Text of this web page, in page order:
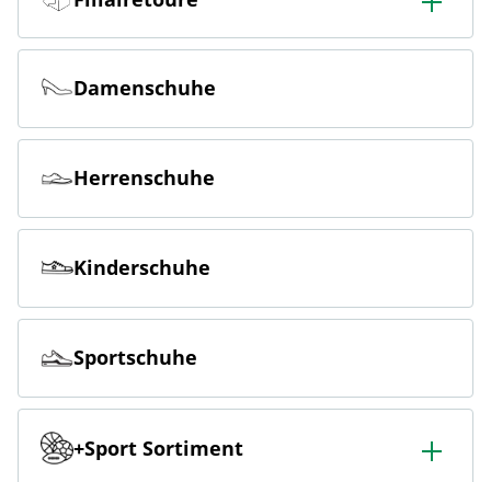
Online bestellen & kostenlos in der Filiale zurückgeben.
Damenschuhe
Herrenschuhe
Kinderschuhe
Sportschuhe
+Sport Sortiment